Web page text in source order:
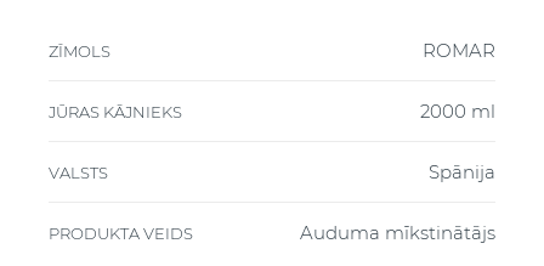
ZĪMOLS ROMAR
JŪRAS KĀJNIEKS 2000 ml
VALSTS Spānija
PRODUKTA VEIDS Auduma mīkstinātājs